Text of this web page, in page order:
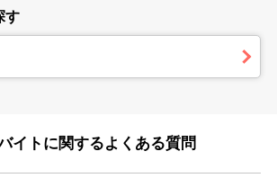
す
イトに関するよくある質問